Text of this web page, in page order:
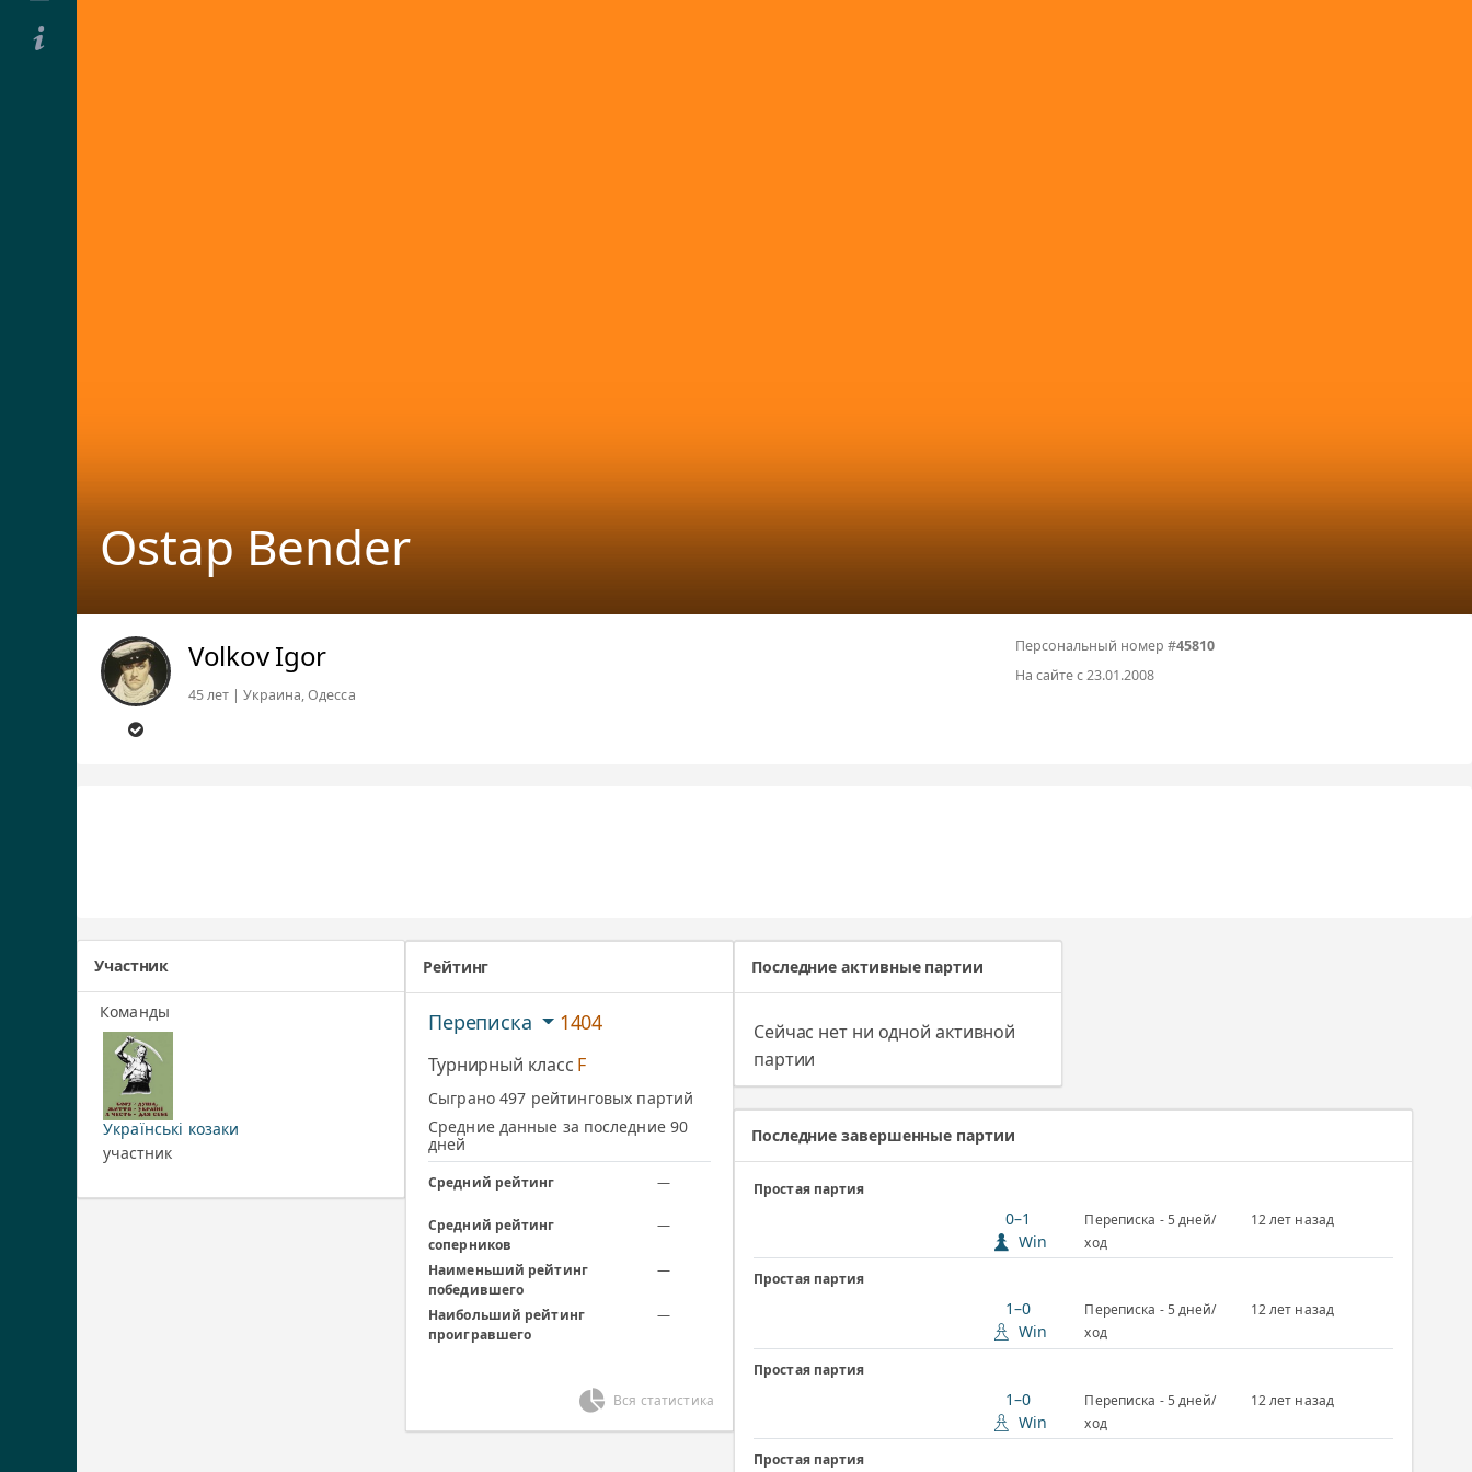
Ostap Bender
Volkov Igor
45 лет | Украина, Одесса
Персональный номер #45810
На сайте с 23.01.2008
Участник
Команды
Українські козаки
участник
Рейтинг
Переписка 1404
Турнирный класс F
Сыграно 497 рейтинговых партий
Средние данные за последние 90
дней
Средний рейтинг —
Средний рейтинг
соперников
—
Наименьший рейтинг
победившего
—
Наибольший рейтинг
проигравшего
—
Вся статистика
Последние активные партии
Сейчас нет ни одной активной
партии
Последние завершенные партии
Простая партия
0–1
Win
Переписка - 5 дней/
ход
12 лет назад
Простая партия
1–0
Win
Переписка - 5 дней/
ход
12 лет назад
Простая партия
1–0
Win
Переписка - 5 дней/
ход
12 лет назад
Простая партия